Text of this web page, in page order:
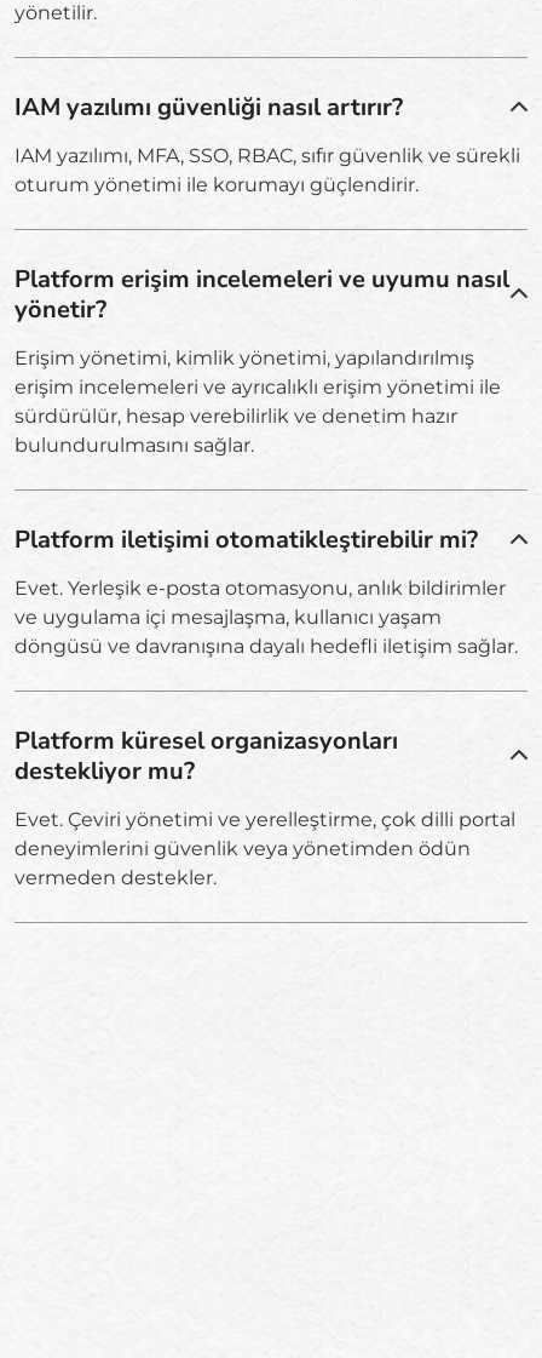
yönetilir.
IAM yazılımı güvenliği nasıl artırır?
IAM yazılımı, MFA, SSO, RBAC, sıfır güvenlik ve sürekli
oturum yönetimi ile korumayı güçlendirir.
Platform erişim incelemeleri ve uyumu nasıl
yönetir?
Erişim yönetimi, kimlik yönetimi, yapılandırılmış
erişim incelemeleri ve ayrıcalıklı erişim yönetimi ile
sürdürülür, hesap verebilirlik ve denetim hazır
bulundurulmasını sağlar.
Platform iletişimi otomatikleştirebilir mi?
Evet. Yerleşik e-posta otomasyonu, anlık bildirimler
ve uygulama içi mesajlaşma, kullanıcı yaşam
döngüsü ve davranışına dayalı hedefli iletişim sağlar.
Platform küresel organizasyonları
destekliyor mu?
Evet. Çeviri yönetimi ve yerelleştirme, çok dilli portal
deneyimlerini güvenlik veya yönetimden ödün
vermeden destekler.